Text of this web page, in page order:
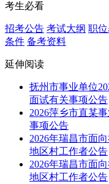
考生必看
招考公告 考试大纲 职
条件 备考资料
延伸阅读
抚州市事业单位
面试有关事项公告
2026萍乡市直某
事项公告
2026年瑞昌市面
地区村工作者公告
2026年瑞昌市面
地区村工作者公告